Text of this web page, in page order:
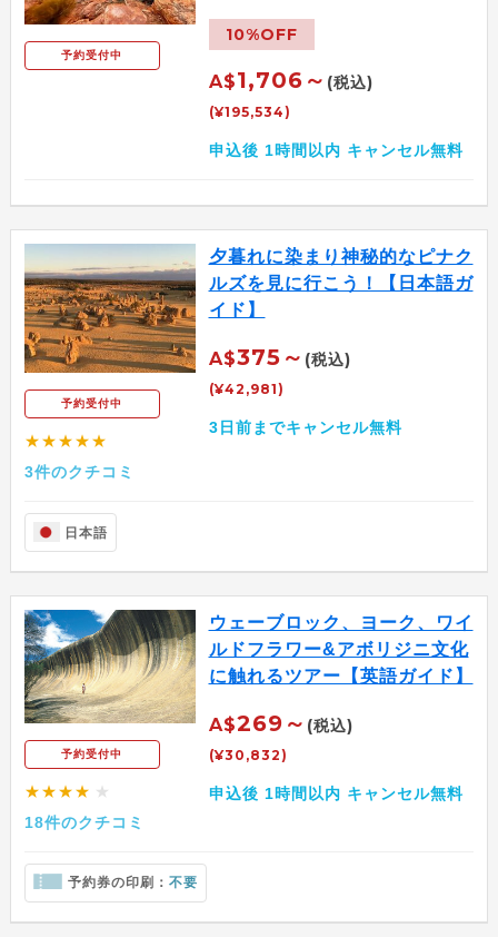
予約受付中
10%OFF
A$1,706～ (税込)
(¥195,534)
申込後 1時間以内 キャンセル無料
予約受付中
★★★★★
3件のクチコミ
夕暮れに染まり神秘的なピナク
ルズを見に行こう！【日本語ガ
イド】
A$375～ (税込)
(¥42,981)
3日前までキャンセル無料
日本語
予約受付中
★★★★ ★
18件のクチコミ
ウェーブロック、ヨーク、ワイ
ルドフラワー&アボリジニ文化
に触れるツアー【英語ガイド】
A$269～ (税込)
(¥30,832)
申込後 1時間以内 キャンセル無料
予約券の印刷： 不要